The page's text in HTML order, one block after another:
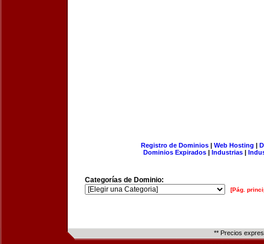
Registro de Dominios| Web Hosting |
Dominios Expirados | Industrias |
Categorías de Dominio:
[Pág.
** Precios